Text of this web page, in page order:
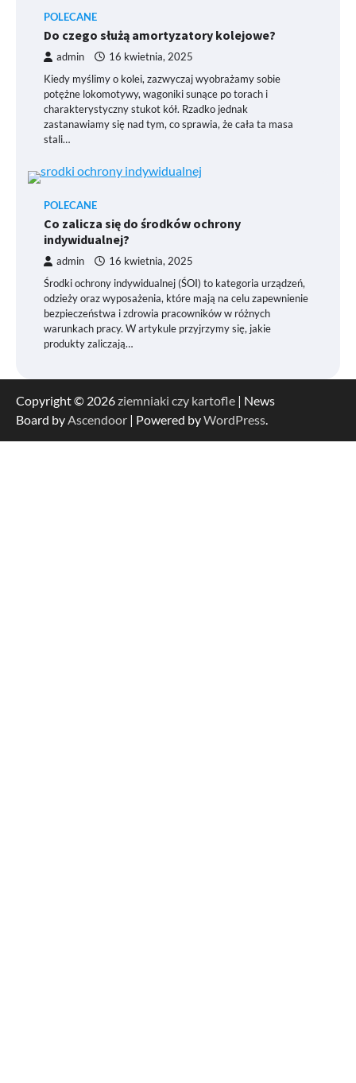
POLECANE
Do czego służą amortyzatory kolejowe?
admin 16 kwietnia, 2025
Kiedy myślimy o kolei, zazwyczaj wyobrażamy sobie
potężne lokomotywy, wagoniki sunące po torach i
charakterystyczny stukot kół. Rzadko jednak
zastanawiamy się nad tym, co sprawia, że cała ta masa
stali…
POLECANE
Co zalicza się do środków ochrony
indywidualnej?
admin 16 kwietnia, 2025
Środki ochrony indywidualnej (ŚOI) to kategoria urządzeń,
odzieży oraz wyposażenia, które mają na celu zapewnienie
bezpieczeństwa i zdrowia pracowników w różnych
warunkach pracy. W artykule przyjrzymy się, jakie
produkty zaliczają…
Copyright © 2026ziemniaki czy kartofle | News
Board byAscendoor | Powered byWordPress.